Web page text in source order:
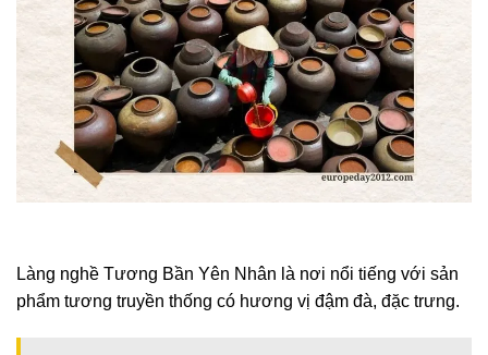
Làng nghề Tương Bần Yên Nhân là nơi nổi tiếng với sản
phẩm tương truyền thống có hương vị đậm đà, đặc trưng.